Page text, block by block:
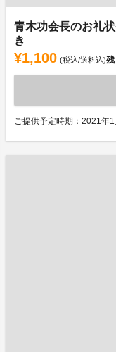
青木功会長のお礼
き
¥1,100 (税込/送料込)残
ご提供予定時期：2021年